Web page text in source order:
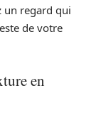
un regard qui
de votre
en